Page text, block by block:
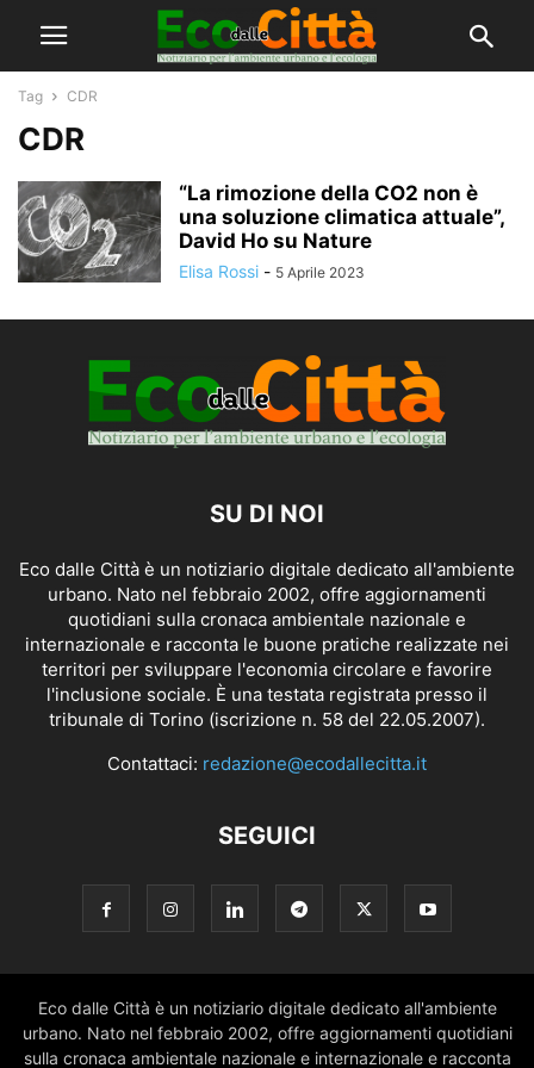
Tag CDR
CDR
“La rimozione della CO2 non è
una soluzione climatica attuale”,
David Ho su Nature
Elisa Rossi - 5 Aprile 2023
SU DI NOI
Eco dalle Città è un notiziario digitale dedicato all'ambiente
urbano. Nato nel febbraio 2002, offre aggiornamenti
quotidiani sulla cronaca ambientale nazionale e
internazionale e racconta le buone pratiche realizzate nei
territori per sviluppare l'economia circolare e favorire
l'inclusione sociale. È una testata registrata presso il
tribunale di Torino (iscrizione n. 58 del 22.05.2007).
Contattaci: redazione@ecodallecitta.it
SEGUICI
Eco dalle Città è un notiziario digitale dedicato all'ambiente
urbano. Nato nel febbraio 2002, offre aggiornamenti quotidiani
sulla cronaca ambientale nazionale e internazionale e racconta